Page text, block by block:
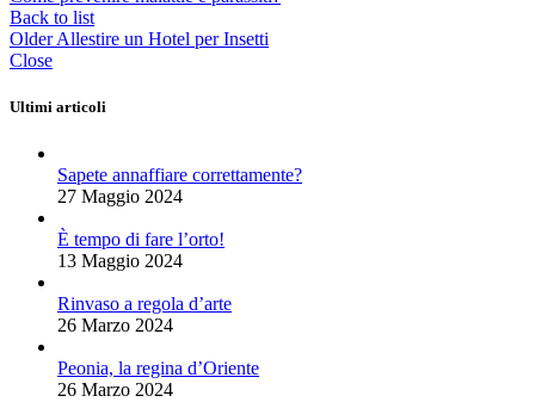
Back to list
Older Allestire un Hotel per Insetti
Close
Ultimi articoli
Sapete annaffiare correttamente?
27 Maggio 2024
È tempo di fare l’orto!
13 Maggio 2024
Rinvaso a regola d’arte
26 Marzo 2024
Peonia, la regina d’Oriente
26 Marzo 2024